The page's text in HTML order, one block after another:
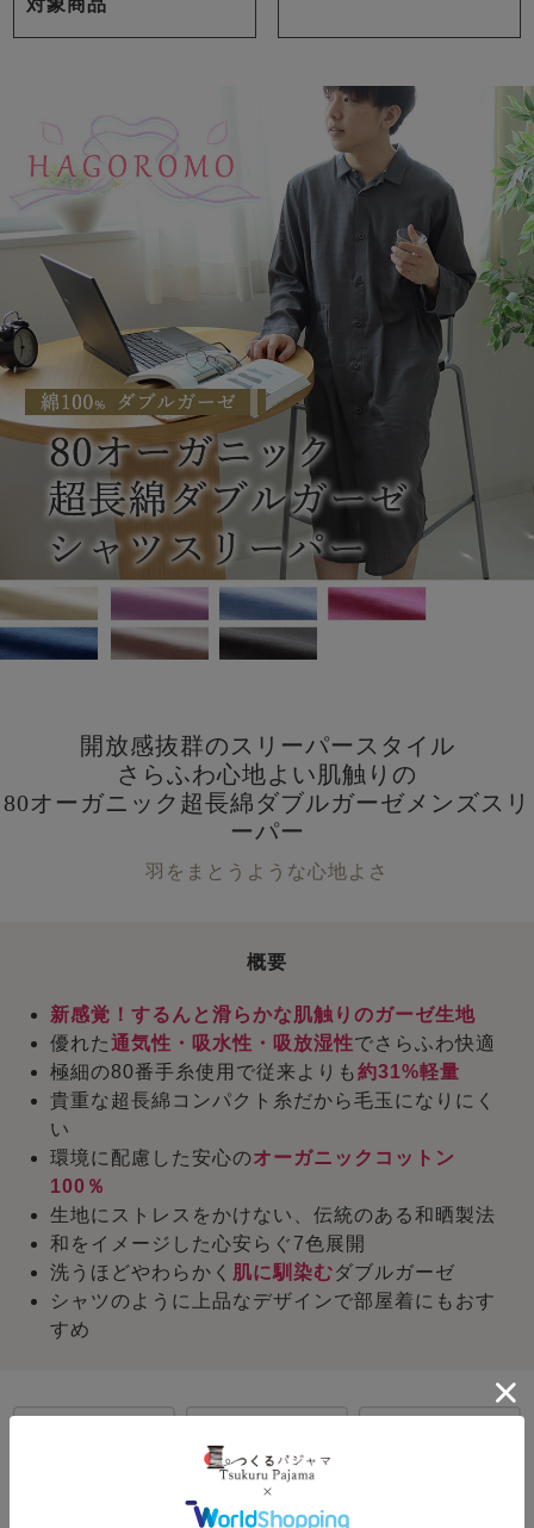
対象商品
開放感抜群のスリーパースタイル
さらふわ心地よい肌触りの
80オーガニック超長綿ダブルガーゼメンズスリ
ーパー
羽をまとうような心地よさ
概要
新感覚！するんと滑らかな肌触りのガーゼ生地
優れた通気性・吸水性・吸放湿性でさらふわ快適
極細の80番手糸使用で従来よりも約31%軽量
貴重な超長綿コンパクト糸だから毛玉になりにく
い
環境に配慮した安心のオーガニックコットン
100％
生地にストレスをかけない、伝統のある和晒製法
和をイメージした心安らぐ7色展開
洗うほどやわらかく 肌に馴染むダブルガーゼ
シャツのように上品なデザインで部屋着にもおす
すめ